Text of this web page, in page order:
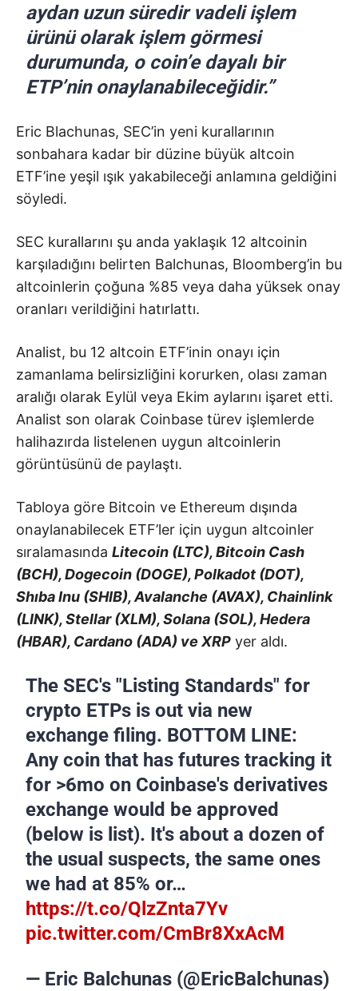
aydan uzun süredir vadeli işlem
ürünü olarak işlem görmesi
durumunda, o coin’e dayalı bir
ETP’nin onaylanabileceğidir.”
Eric Blachunas, SEC’in yeni kurallarının
sonbahara kadar bir düzine büyük altcoin
ETF’ine yeşil ışık yakabileceği anlamına geldiğini
söyledi.
SEC kurallarını şu anda yaklaşık 12 altcoinin
karşıladığını belirten Balchunas, Bloomberg’in bu
altcoinlerin çoğuna %85 veya daha yüksek onay
oranları verildiğini hatırlattı.
Analist, bu 12 altcoin ETF’inin onayı için
zamanlama belirsizliğini korurken, olası zaman
aralığı olarak Eylül veya Ekim aylarını işaret etti.
Analist son olarak Coinbase türev işlemlerde
halihazırda listelenen uygun altcoinlerin
görüntüsünü de paylaştı.
Tabloya göre Bitcoin ve Ethereum dışında
onaylanabilecek ETF’ler için uygun altcoinler
sıralamasında Litecoin (LTC), Bitcoin Cash
(BCH), Dogecoin (DOGE), Polkadot (DOT),
Shıba Inu (SHIB), Avalanche (AVAX), Chainlink
(LINK), Stellar (XLM), Solana (SOL), Hedera
(HBAR), Cardano (ADA) ve XRP yer aldı.
The SEC's "Listing Standards" for
crypto ETPs is out via new
exchange filing. BOTTOM LINE:
Any coin that has futures tracking it
for >6mo on Coinbase's derivatives
exchange would be approved
(below is list). It's about a dozen of
the usual suspects, the same ones
we had at 85% or…
https://t.co/QlzZnta7Yv
pic.twitter.com/CmBr8XxAcM
— Eric Balchunas (@EricBalchunas)